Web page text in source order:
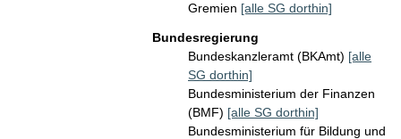
Gremien [alle SG dorthin]
Bundesregierung
Bundeskanzleramt (BKAmt) [alle
SG dorthin]
Bundesministerium der Finanzen
(BMF) [alle SG dorthin]
Bundesministerium für Bildung und